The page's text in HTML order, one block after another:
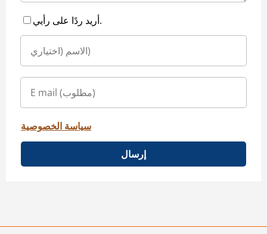
أريد ردًا على رأيي.
سياسة الخصوصية
إرسال